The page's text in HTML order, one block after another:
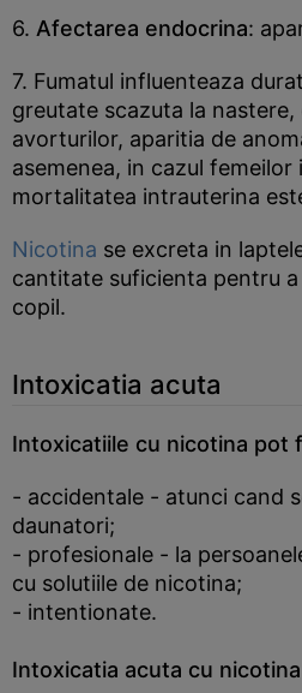
6. Afectarea endocrina:
7. Fumatul influenteaza
greutate scazuta la
avorturilor, aparitia de
asemenea, in cazul
mortalitatea intrauterina
Nicotina se excreta in
cantitate suficienta pentru
copil.
Intoxicatia acuta
Intoxicatiile cu nicotina pot
- accidentale - atunci cand
daunatori;
- profesionale - la
cu solutiile de nicotina;
- intentionate.
Intoxicatia acuta cu